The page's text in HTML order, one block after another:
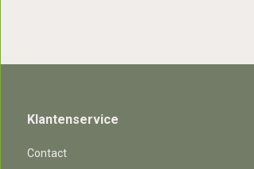
Klantenservice
Contact